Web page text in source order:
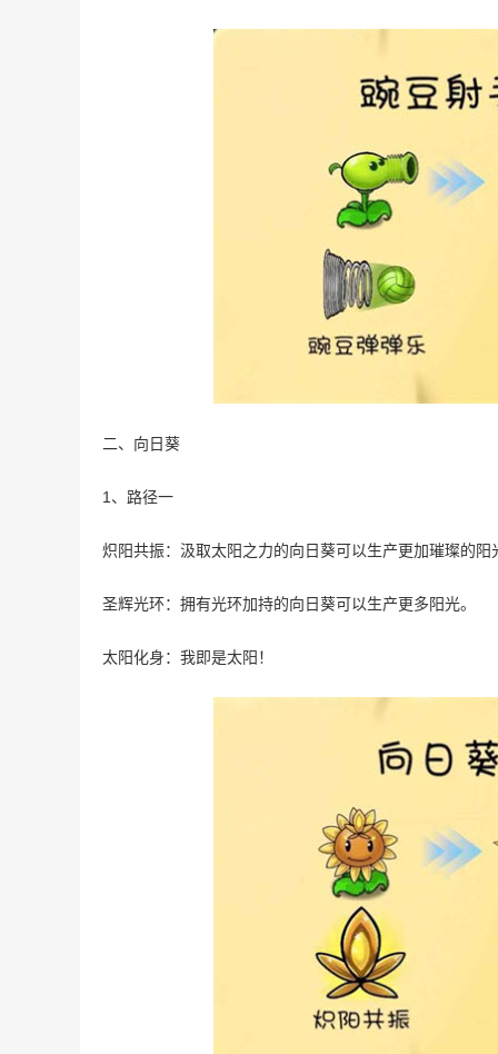
二、向日葵
1、路径一
炽阳共振：汲取太阳之力的向日葵可以生产更加璀璨的阳
圣辉光环：拥有光环加持的向日葵可以生产更多阳光。
太阳化身：我即是太阳！